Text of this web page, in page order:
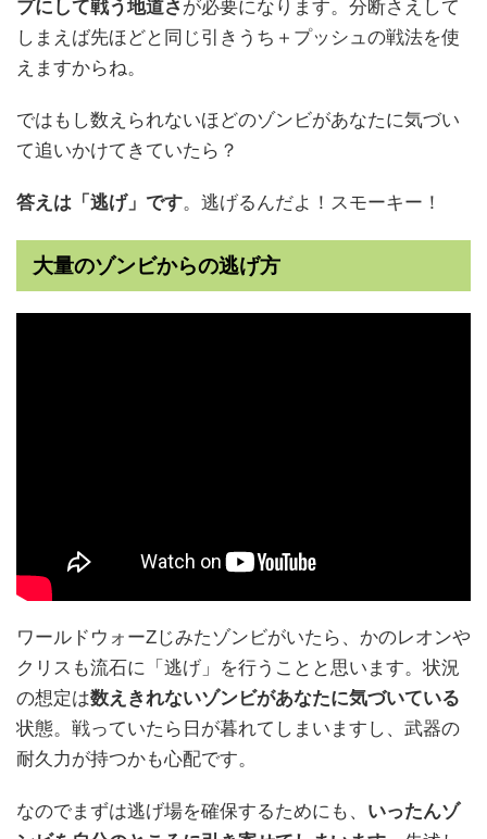
プにして戦う地道さ が必要になります。分断さえして
しまえば先ほどと同じ引きうち＋プッシュの戦法を使
えますからね。
ではもし数えられないほどのゾンビがあなたに気づい
て追いかけてきていたら？
答えは「逃げ」です。逃げるんだよ！スモーキー！
大量のゾンビからの逃げ方
ワールドウォーZじみたゾンビがいたら、かのレオンや
クリスも流石に「逃げ」を行うことと思います。状況
の想定は数えきれないゾンビがあなたに気づいている
状態。戦っていたら日が暮れてしまいますし、武器の
耐久力が持つかも心配です。
なのでまずは逃げ場を確保するためにも、 いったんゾ